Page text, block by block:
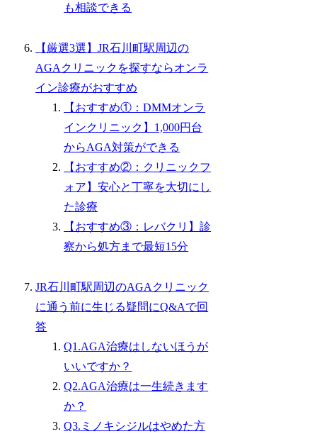
も相談できる
【厳選3選】JR石川町駅周辺の
AGAクリニックを探すならオンラ
イン診療がおすすめ
【おすすめ①：DMMオンラ
インクリニック】1,000円台
からAGA対策ができる
【おすすめ②：クリニックフ
ォア】安心と丁寧を大切にし
た診療
【おすすめ③：レバクリ】診
察から処方まで最短15分
JR石川町駅周辺のAGAクリニック
に通う前に生じる疑問にQ&Aで回
答
Q1.AGA治療はしないほうが
いいですか？
Q2.AGA治療は一生続きます
か？
Q3.ミノキシジルはやめた方